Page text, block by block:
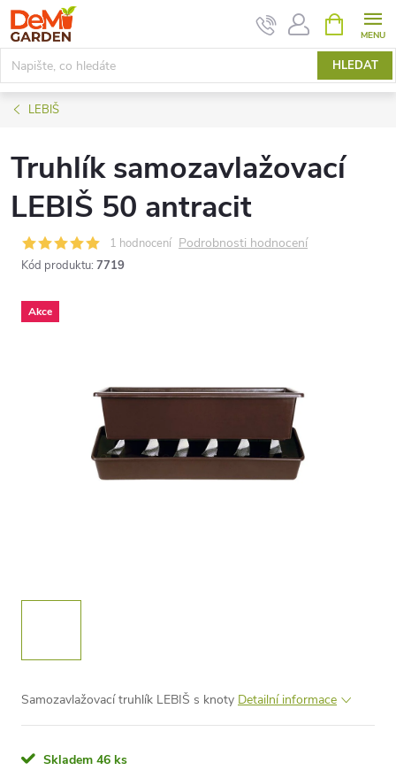
Přejít
na
obsah
HLEDAT
NÁKUPNÍ
KOŠÍK
LEBIŠ
Truhlík samozavlažovací
LEBIŠ 50 antracit
1 hodnocení Podrobnosti hodnocení
Kód produktu: 7719
Akce
Samozavlažovací truhlík LEBIŠ s knoty Detailní informace
Skladem 46 ks